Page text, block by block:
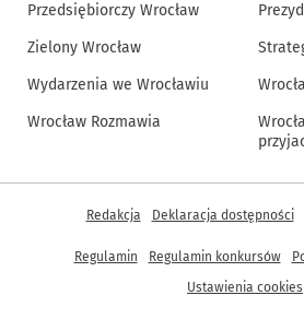
Przedsiębiorczy Wrocław
Zielony Wrocław
Wydarzenia we Wrocławiu
Wrocław Rozmawia
Inne informacje
Redakcja Deklaracja dostępności
Regulamin Regulamin konkursów
Ustawienia cookies